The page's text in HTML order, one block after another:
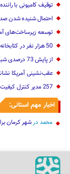
توقیف کامیونی با راننده 8 ساله؛مالک به مرجع قضایی معرفی شد
احتمال شنیده شدن
توسعه زیرساخت‌های
50 هزار نفر در کتابخانه‌های عمومی استان مرکزی عضویت دارند
از پایش 73 درصدی شبکه تا هوشمندسازی شبکه؛ مرکزی درمسیر عبور از ناترازی
عقب‌نشینی آمریکا
257 مدیر کنترل کیفیت در واحدهای تولیدی هرمزگان فعالیت می‌کنند
اخبار مهم استانی:
محمد درشهر کرمان